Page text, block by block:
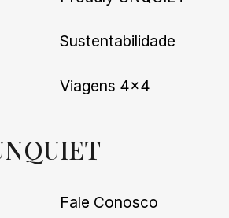
Sustentabilidade
Viagens 4×4
Fale Conosco